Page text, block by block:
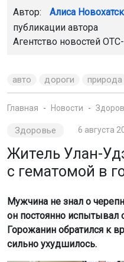
Автор: Алиса
публикации автора
Агентство новостей ОТС-
авто дороги природа
Главная Новости
Здоровье 6 августа
Житель Улан-
с гематомой в
Мужчина не знал о
он постоянно испытывал
Горожанин обратился к
сильно ухудшилось.